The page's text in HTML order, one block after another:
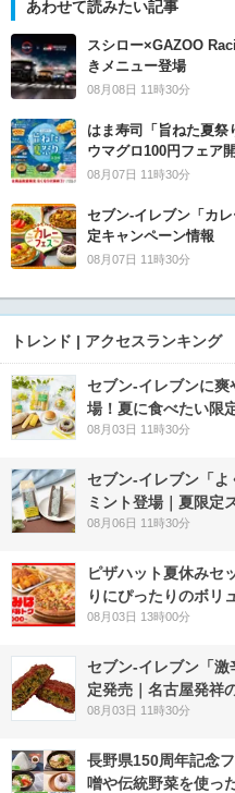
あわせて読みたい記事
スシロー×GAZOO
きメニュー登場
08月08日 11時30分
はま寿司「旨ねた夏祭
ウマグロ100円フェア
08月07日 11時30分
セブン‐イレブン「カ
定キャンペーン情報
08月07日 11時30分
トレンド | アクセスランキング
セブン‐イレブンに
場！夏に食べたい限
08月03日 11時30分
セブン‐イレブン「
ミント登場｜夏限定
08月06日 11時30分
ピザハット夏休みセ
りにぴったりのボリ
08月03日 13時00分
セブン-イレブン「
定発売｜名古屋発祥
08月03日 11時30分
長野県150周年記念
噌や伝統野菜を使っ